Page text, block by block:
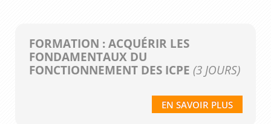
FORMATION : ACQUÉRIR LES
FONDAMENTAUX DU
FONCTIONNEMENT DES ICPE (3 JOURS)
EN SAVOIR PLUS